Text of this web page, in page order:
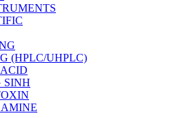
(HPLC/UHPLC)
SINH